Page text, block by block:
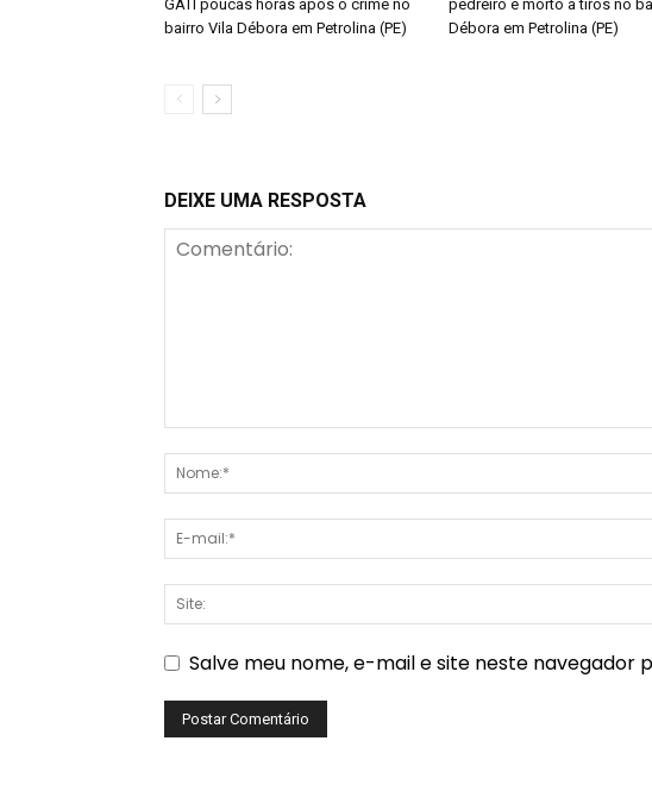
GATI poucas horas após o crime no
bairro Vila Débora em Petrolina (PE)
pedreiro é morto a tiros no
Débora em Petrolina (PE)
DEIXE UMA RESPOSTA
Salve meu nome, e-mail e site neste navegador